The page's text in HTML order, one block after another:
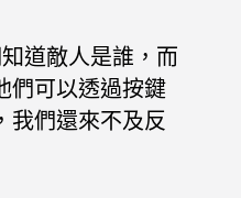
道敵人是誰，而
們可以透過按鍵
我們還來不及反